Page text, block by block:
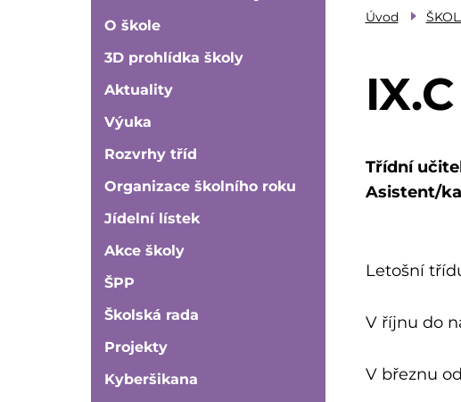
O škole
3D prohlídka školy
Aktuality
Výuka
Rozvrhy tříd
Organizace školního roku
Jídelní lístek
Akce školy
ŠPP
Školská rada
Projekty
Kyberšikana
Úvod
Třídní
Asistent/
Letošní
V říjnu do
V březnu